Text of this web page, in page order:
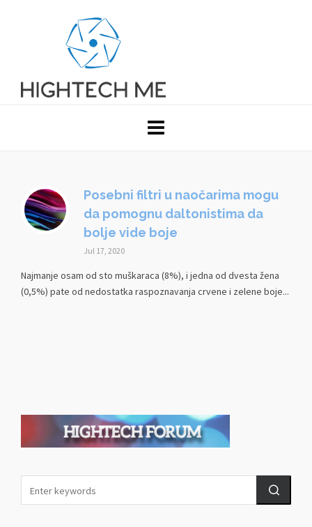
Posebni filtri u naočarima mogu
da pomognu daltonistima da
bolje vide boje
Jul 17, 2020
Najmanje osam od sto muškaraca (8%), i jedna od dvesta žena
(0,5%) pate od nedostatka raspoznavanja crvene i zelene boje...